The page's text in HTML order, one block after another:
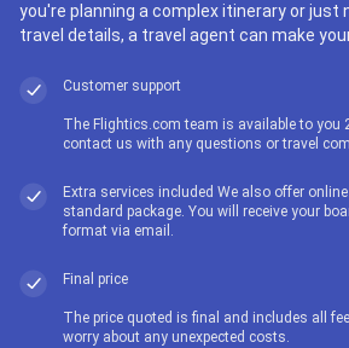
you're planning a complex itinerary or just
travel details, a travel agent can make
Customer support
The Flightics.com team is available to you
contact us with any questions or travel
Extra services included We also offer
standard package. You will receive your
format via email.
Final price
The price quoted is final and includes all
worry about any unexpected costs.